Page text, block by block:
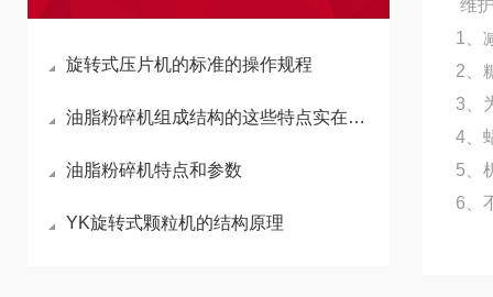
旋转式压片机的标准的操作规程
油脂粉碎机组成结构的这些特点实在是太方便了
油脂粉碎机特点和参数
YK旋转式颗粒机的结构原理
维
1、
2、
3、
4、
5、
6、